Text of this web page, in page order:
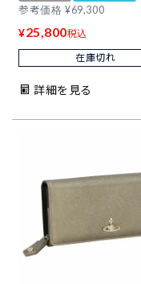
参考価格 ¥69,300
¥25,800税込
在庫切れ
詳細を見る